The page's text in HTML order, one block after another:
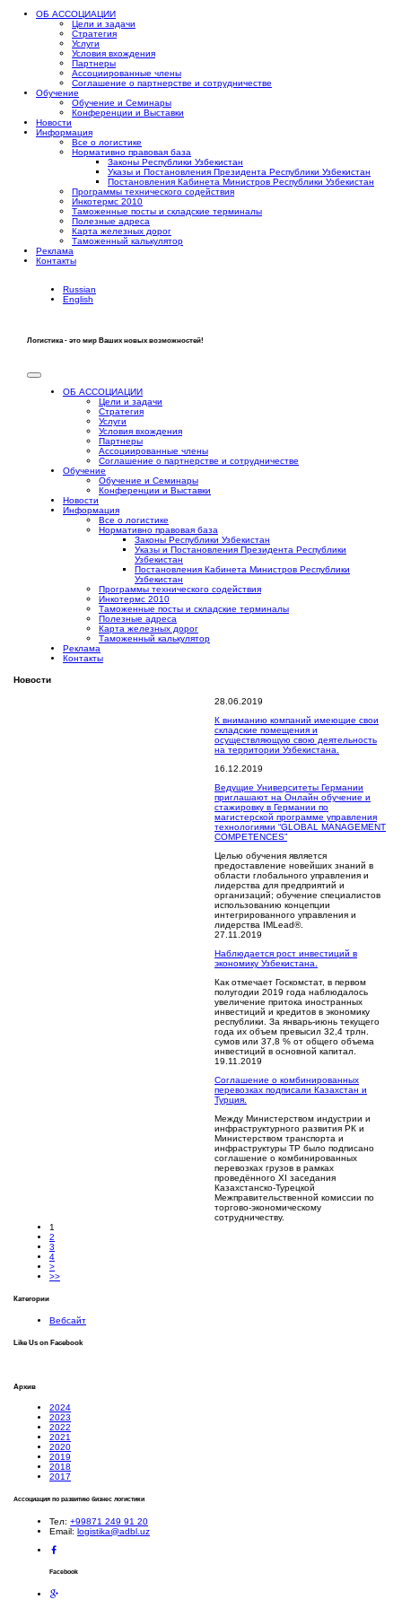
ОБ АССОЦИАЦИИ
Цели и задачи
Стратегия
Услуги
Условия вхождения
Партнеры
Ассоциированные члены
Соглашение о партнерстве и сотрудничестве
Обучение
Обучение и Семинары
Конференции и Выставки
Новости
Информация
Все о логистике
Нормативно правовая база
Законы Республики Узбекистан
Указы и Постановления Президента Республики Узбекистан
Постановления Кабинета Министров Республики Узбекистан
Программы технического содействия
Инкотермс 2010
Таможенные посты и складские терминалы
Полезные адреса
Карта железных дорог
Таможенный калькулятор
Реклама
Контакты
Russian
English
Логистика - это мир Ваших новых возможностей!
ОБ АССОЦИАЦИИ
Цели и задачи
Стратегия
Услуги
Условия вхождения
Партнеры
Ассоциированные члены
Соглашение о партнерстве и сотрудничестве
Обучение
Обучение и Семинары
Конференции и Выставки
Новости
Информация
Все о логистике
Нормативно правовая база
Законы Республики Узбекистан
Указы и Постановления Президента Республики
Узбекистан
Постановления Кабинета Министров Республики
Узбекистан
Программы технического содействия
Инкотермс 2010
Таможенные посты и складские терминалы
Полезные адреса
Карта железных дорог
Таможенный калькулятор
Реклама
Контакты
Новости
28.06.2019
К вниманию компаний имеющие свои
складские помещения и
осуществляющую свою деятельность
на территории Узбекистана.
16.12.2019
Ведущие Университеты Германии
приглашают на Онлайн обучение и
стажировку в Германии по
магистерской программе управления
технологиями “GLOBAL MANAGEMENT
COMPETENCES”
Целью обучения является
предоставление новейших знаний в
области глобального управления и
лидерства для предприятий и
организаций; обучение специалистов
использованию концепции
интегрированного управления и
лидерства IMLead®.
27.11.2019
Наблюдается рост инвестиций в
экономику Узбекистана.
Как отмечает Госкомстат, в первом
полугодии 2019 года наблюдалось
увеличение притока иностранных
инвестиций и кредитов в экономику
республики. За январь-июнь текущего
года их объем превысил 32,4 трлн.
сумов или 37,8 % от общего объема
инвестиций в основной капитал.
19.11.2019
Соглашение о комбинированных
перевозках подписали Казахстан и
Турция.
Между Министерством индустрии и
инфраструктурного развития РК и
Министерством транспорта и
инфраструктуры ТР было подписано
соглашение о комбинированных
перевозках грузов в рамках
проведённого XI заседания
Казахстанско-Турецкой
Межправительственной комиссии по
торгово-экономическому
сотрудничеству.
1
2
3
4
>
>>
Категории
Вебсайт
Like Us on Facebook
Архив
2024
2023
2022
2021
2020
2019
2018
2017
Ассоциация по развитию бизнес логистики
Тел: +99871 249 91 20
Email: logistika@adbl.uz
Facebook